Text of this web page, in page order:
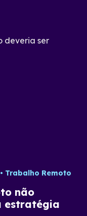
Trabalho Remoto
não
estratégia